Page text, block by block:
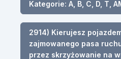
Kategorie: A, B, C, D, T,
2914) Kierujesz
zajmowanego pasa
przez skrzyżowanie na